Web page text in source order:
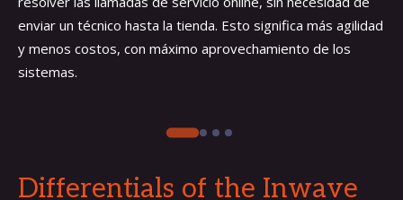
enviar un técnico hasta la tienda. Esto significa más agilidad
y menos costos, con máximo aprovechamiento de los
sistemas.
Differentials of the Inwave